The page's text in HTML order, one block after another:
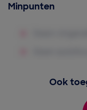
Minpunten
Ook